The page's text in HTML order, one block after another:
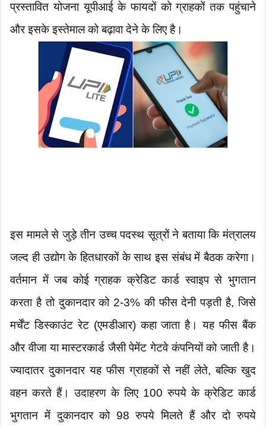
प्रस्तावित योजना यूपीआई के फायदों को ग्राहकों तक पहुंचाने
और इसके इस्तेमाल को बढ़ावा देने के लिए है।
इस मामले से जुड़े तीन उच्च पदस्थ सूत्रों ने बताया कि मंत्रालय
जल्द ही उद्योग के हितधारकों के साथ इस संबंध में बैठक करेगा।
वर्तमान में जब कोई ग्राहक क्रेडिट कार्ड स्वाइप से भुगतान
करता है तो दुकानदार को 2-3% की फीस देनी पड़ती है, जिसे
मर्चेंट डिस्काउंट रेट (एमडीआर) कहा जाता है। यह फीस बैंक
और वीजा या मास्टरकार्ड जैसी पेमेंट गेटवे कंपनियों को जाती है।
ज्यादातर दुकानदार यह फीस ग्राहकों से नहीं लेते, बल्कि खुद
वहन करते हैं। उदाहरण के लिए 100 रुपये के क्रेडिट कार्ड
भुगतान में दुकानदार को 98 रुपये मिलते हैं और दो रुपये